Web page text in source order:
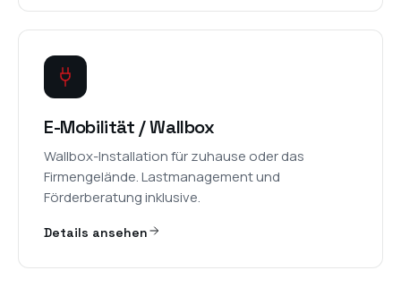
E-Mobilität / Wallbox
Wallbox-Installation für zuhause oder das
Firmengelände. Lastmanagement und
Förderberatung inklusive.
Details ansehen